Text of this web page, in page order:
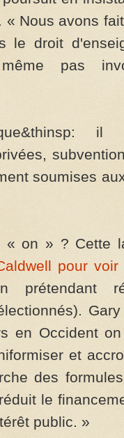
« Nous avons
le droit
pas
soumises
on » ? Cette
pour
prétendant
en Occident
et
des
le
public. »